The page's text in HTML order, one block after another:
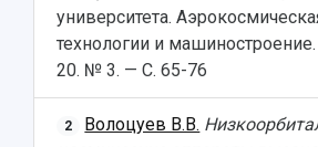
университета.
технологии и
20. № 3. — С. 65-76
2 Волоцуев В.В.